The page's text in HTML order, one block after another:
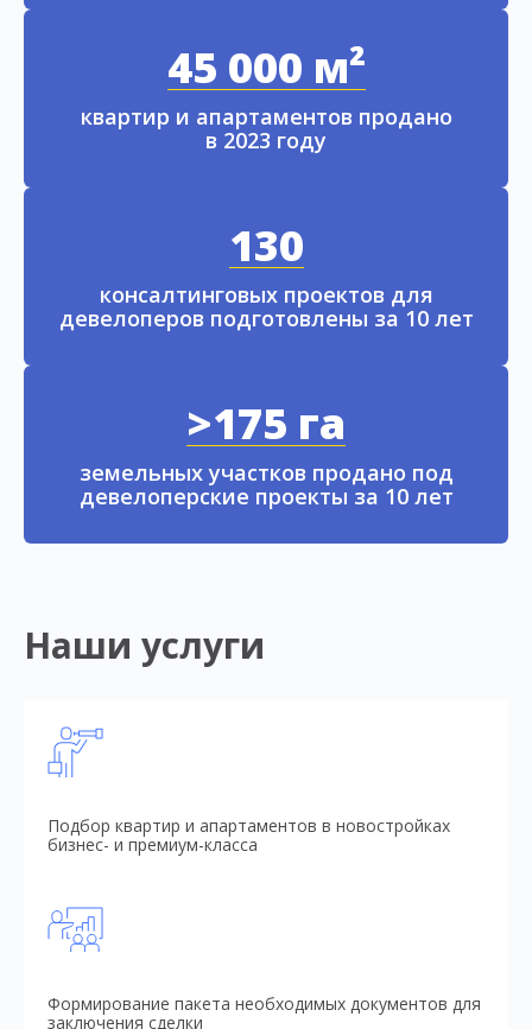
45 000 м²
квартир и апартаментов продано
в 2023 году
130
консалтинговых проектов для
девелоперов подготовлены за 10 лет
>175 га
земельных участков продано под
девелоперские проекты за 10 лет
Наши услуги
Подбор квартир и апартаментов в новостройках
бизнес- и премиум-класса
Формирование пакета необходимых документов для
заключения сделки